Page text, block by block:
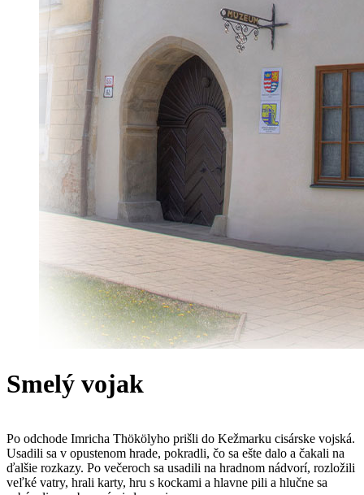
Smelý vojak
Po odchode Imricha Thökölyho prišli do Kežmarku cisárske vojská.
Usadili sa v opustenom hrade, pokradli, čo sa ešte dalo a čakali na
ďalšie rozkazy. Po večeroch sa usadili na hradnom nádvorí, rozložili
veľké vatry, hrali karty, hru s kockami a hlavne pili a hlučne sa